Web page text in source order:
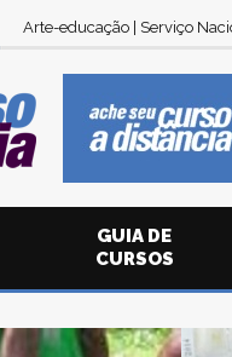
Arte-educação | Serviço
GUIA DE
CURSOS